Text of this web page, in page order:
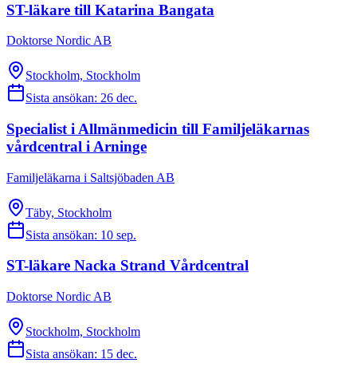
ST-läkare till Katarina Bangata
Doktorse Nordic AB
Stockholm, Stockholm
Sista ansökan: 26 dec.
Specialist i Allmänmedicin till Familjeläkarnas
vårdcentral i Arninge
Familjeläkarna i Saltsjöbaden AB
Täby, Stockholm
Sista ansökan: 10 sep.
ST-läkare Nacka Strand Vårdcentral
Doktorse Nordic AB
Stockholm, Stockholm
Sista ansökan: 15 dec.